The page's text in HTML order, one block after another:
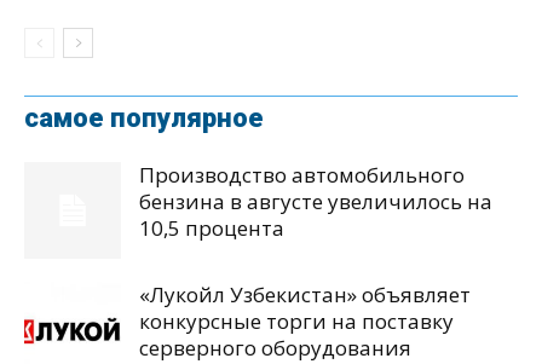
самое популярное
Производство автомобильного
бензина в августе увеличилось на
10,5 процента
«Лукойл Узбекистан» объявляет
конкурсные торги на поставку
серверного оборудования